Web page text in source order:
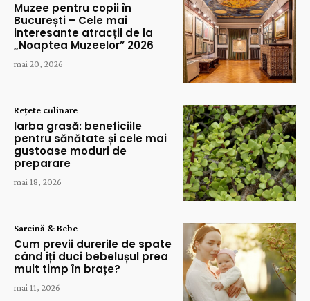
Muzee pentru copii în
București – Cele mai
interesante atracții de la
„Noaptea Muzeelor” 2026
mai 20, 2026
Rețete culinare
Iarba grasă: beneficiile
pentru sănătate și cele mai
gustoase moduri de
preparare
mai 18, 2026
Sarcină & Bebe
Cum previi durerile de spate
când îți duci bebelușul prea
mult timp în brațe?
mai 11, 2026